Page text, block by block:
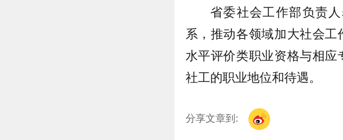
省委社会工作部负责
系，推动各领域加大社会
水平评价类职业资格与相
社工的职业地位和待遇。
分享文章到: